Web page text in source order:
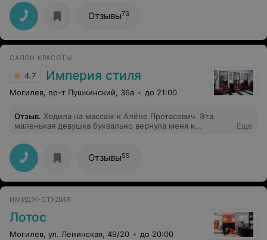
Отзывы73
САЛОН КРАСОТЫ
4.7 Империя стиля
Могилев, пр-т Пушкинский, 36а до 21:00
Отзыв. Ходила на массаж к Алёне Протасевич. Эта
маленькая девушка буквально вернула меня к
обходился ни один день. Спасибо ей большое!
Еще
Отзывы55
ИМИДЖ-СТУДИЯ
Лотос
Могилев, ул. Ленинская, 49/20 до 20:00